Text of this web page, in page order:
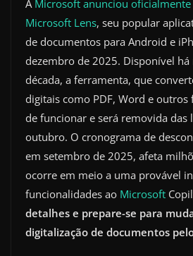
A Microsoft anunciou
Microsoft Lens, seu popular
de documentos para Android e
dezembro de 2025. Disponível há
década, a ferramenta, que
digitais como PDF, Word e
de funcionar e será removida das
outubro. O cronograma de
em setembro de 2025, afeta
ocorre em meio a uma provável
funcionalidades ao Microsoft
detalhes e prepare-se para
digitalização de documentos